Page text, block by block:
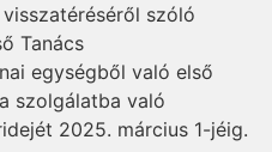
szóló
Tanács
egységből való első
szolgálatba való
2025. március 1-jéig.